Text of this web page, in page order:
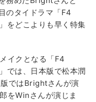
のタイドラマ「F4
をどこよりも早く特集
イクとなる「F4
では、日本版で松本潤
ではBrightさんが演
をWinさんが演じま